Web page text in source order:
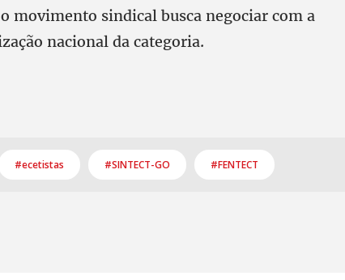
movimento sindical busca negociar com a
nacional da categoria.
#ecetistas #SINTECT-GO #FENTECT